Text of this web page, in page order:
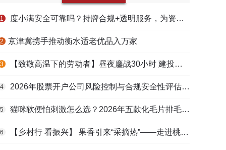
1 度小满安全可靠吗？持牌合规+透明服务，为资金周转筑牢多重保障
2 ​京津冀携手推动衡水适老优品入万家
3 【致敬高温下的劳动者】昼夜鏖战30小时 建投衡水水务紧急抢修保民生用水
4 2026年股票开户公司风险控制与合规安全性评估：投资者保护机制哪家靠谱？
5 猫咪软便怕刺激怎么选？2026年五款化毛片排毛护肠避坑指南
6 【乡村行 看振兴】 果香引来“采摘热”——走进桃城区贾家庄村